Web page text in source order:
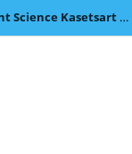
Journal of Liberal Arts and Management Science Kasetsart University